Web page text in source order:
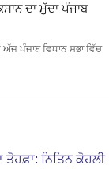
ਦਾ ਮੁੱਦਾ ਪੰਜਾਬ
ਪੰਜਾਬ ਵਿਧਾਨ ਸਭਾ ਵਿੱਚ
ਨਿਤਿਨ ਕੋਹਲੀ